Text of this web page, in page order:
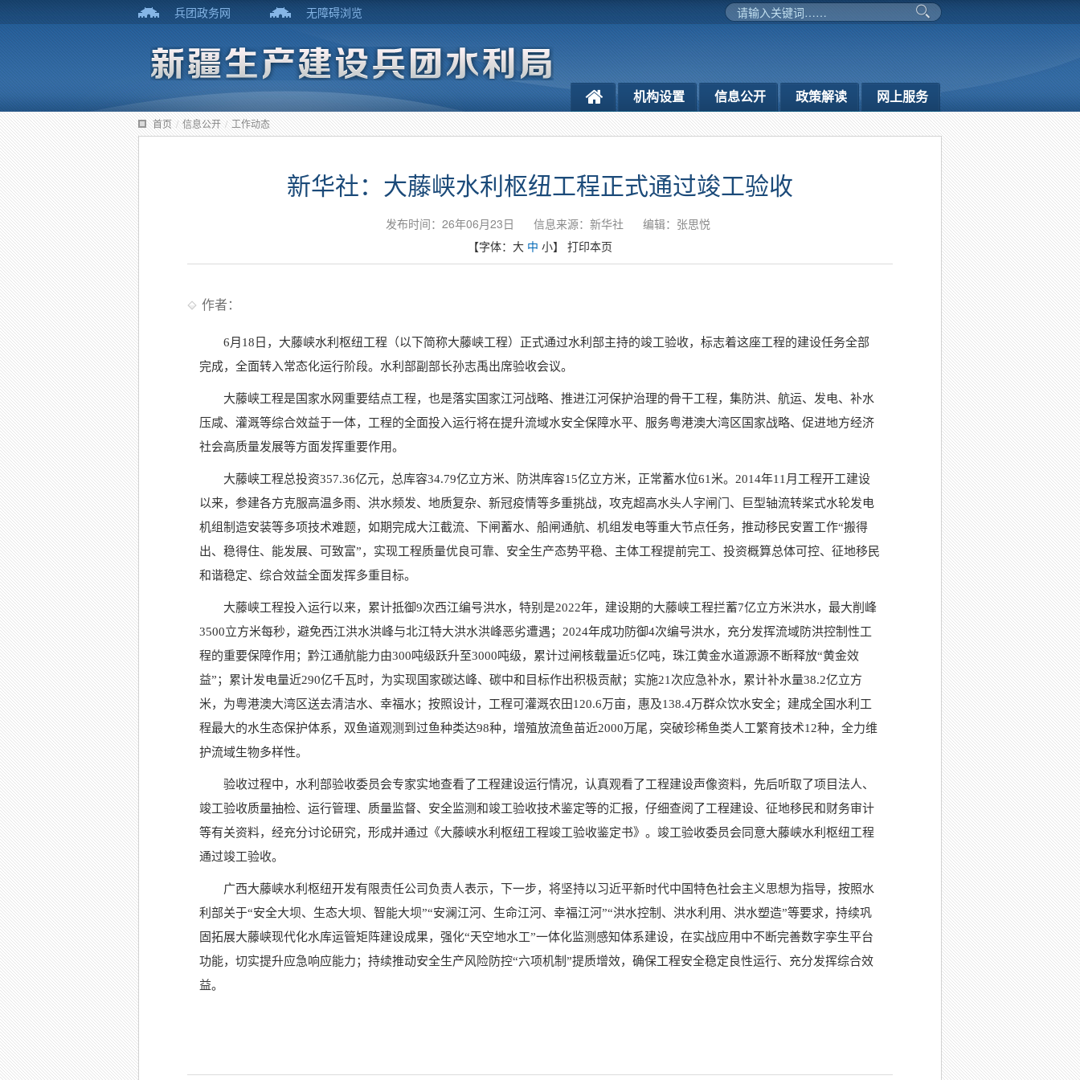
兵团政务网 无障碍浏览
机构设置 信息公开 政策解读 网上服务
首页 / 信息公开 / 工作动态
新华社：大藤峡水利枢纽工程正式通过竣工验收
发布时间：26年06月23日 信息来源：新华社
编辑：张思悦
【字体： 大 中 小】 打印本页
作者：
6月18日，大藤峡水利枢纽工程（以下简称大藤峡工程）正式通过水利部主持的竣工验收，标志着这座工程的建设任务全部
完成，全面转入常态化运行阶段。水利部副部长孙志禹出席验收会议。
大藤峡工程是国家水网重要结点工程，也是落实国家江河战略、推进江河保护治理的骨干工程，集防洪、航运、发电、补水
压咸、灌溉等综合效益于一体，工程的全面投入运行将在提升流域水安全保障水平、服务粤港澳大湾区国家战略、促进地方经济
社会高质量发展等方面发挥重要作用。
大藤峡工程总投资357.36亿元，总库容34.79亿立方米、防洪库容15亿立方米，正常蓄水位61米。2014年11月工程开工建设
以来，参建各方克服高温多雨、洪水频发、地质复杂、新冠疫情等多重挑战，攻克超高水头人字闸门、巨型轴流转桨式水轮发电
机组制造安装等多项技术难题，如期完成大江截流、下闸蓄水、船闸通航、机组发电等重大节点任务，推动移民安置工作“搬得
出、稳得住、能发展、可致富”，实现工程质量优良可靠、安全生产态势平稳、主体工程提前完工、投资概算总体可控、征地移民
和谐稳定、综合效益全面发挥多重目标。
大藤峡工程投入运行以来，累计抵御9次西江编号洪水，特别是2022年，建设期的大藤峡工程拦蓄7亿立方米洪水，最大削峰
3500立方米每秒，避免西江洪水洪峰与北江特大洪水洪峰恶劣遭遇；2024年成功防御4次编号洪水，充分发挥流域防洪控制性工
程的重要保障作用；黔江通航能力由300吨级跃升至3000吨级，累计过闸核载量近5亿吨，珠江黄金水道源源不断释放“黄金效
益”；累计发电量近290亿千瓦时，为实现国家碳达峰、碳中和目标作出积极贡献；实施21次应急补水，累计补水量38.2亿立方
米，为粤港澳大湾区送去清洁水、幸福水；按照设计，工程可灌溉农田120.6万亩，惠及138.4万群众饮水安全；建成全国水利工
程最大的水生态保护体系，双鱼道观测到过鱼种类达98种，增殖放流鱼苗近2000万尾，突破珍稀鱼类人工繁育技术12种，全力维
护流域生物多样性。
验收过程中，水利部验收委员会专家实地查看了工程建设运行情况，认真观看了工程建设声像资料，先后听取了项目法人、
竣工验收质量抽检、运行管理、质量监督、安全监测和竣工验收技术鉴定等的汇报，仔细查阅了工程建设、征地移民和财务审计
等有关资料，经充分讨论研究，形成并通过《大藤峡水利枢纽工程竣工验收鉴定书》。竣工验收委员会同意大藤峡水利枢纽工程
通过竣工验收。
广西大藤峡水利枢纽开发有限责任公司负责人表示，下一步，将坚持以习近平新时代中国特色社会主义思想为指导，按照水
利部关于“安全大坝、生态大坝、智能大坝”“安澜江河、生命江河、幸福江河”“洪水控制、洪水利用、洪水塑造”等要求，持续巩
固拓展大藤峡现代化水库运管矩阵建设成果，强化“天空地水工”一体化监测感知体系建设，在实战应用中不断完善数字孪生平台
功能，切实提升应急响应能力；持续推动安全生产风险防控“六项机制”提质增效，确保工程安全稳定良性运行、充分发挥综合效
益。